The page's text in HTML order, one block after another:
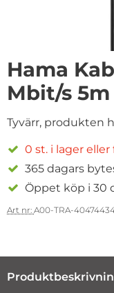
Hama
Mbit/s
Tyvärr, produkten
0 st. i lager eller
365 dagars
Öppet köp i 30
Art nr: A00-TRA-